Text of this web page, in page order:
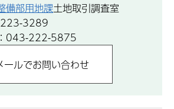
備部用地課土地取引調査室
223-3289
043-222-5875